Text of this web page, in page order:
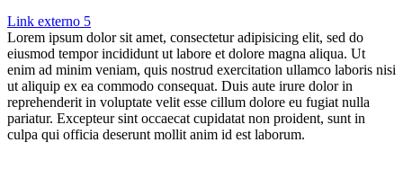
Link externo 5
Lorem ipsum dolor sit amet, consectetur adipisicing elit, sed do
eiusmod tempor incididunt ut labore et dolore magna aliqua. Ut
enim ad minim veniam, quis nostrud exercitation ullamco laboris nisi
ut aliquip ex ea commodo consequat. Duis aute irure dolor in
reprehenderit in voluptate velit esse cillum dolore eu fugiat nulla
pariatur. Excepteur sint occaecat cupidatat non proident, sunt in
culpa qui officia deserunt mollit anim id est laborum.